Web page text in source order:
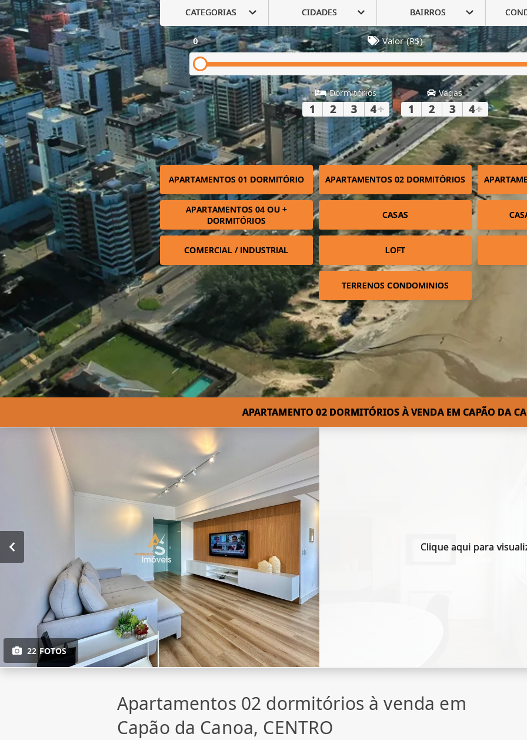
CATEGORIAS CIDADES BAIRROS
0 Valor (R$)
Dormitórios
1 2 3 4+
Vagas
1 2 3 4+
APARTAMENTOS 01 DORMITÓRIO APARTAMENTOS 02 DORMITÓRIOS
APARTAMENTOS 04 OU +
DORMITÓRIOS
CASAS
COMERCIAL / INDUSTRIAL LOFT
TERRENOS CONDOMINIOS
APARTAMENTO 02 DORMITÓRIOS À VENDA EM CAPÃO DA
22 FOTOS
Clique aqui para
Apartamentos 02 dormitórios à venda em
Capão da Canoa, CENTRO